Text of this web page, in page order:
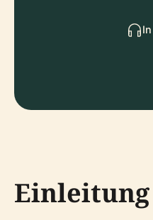
Einleitung